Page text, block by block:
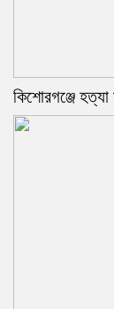
কিশোরগঞ্জে